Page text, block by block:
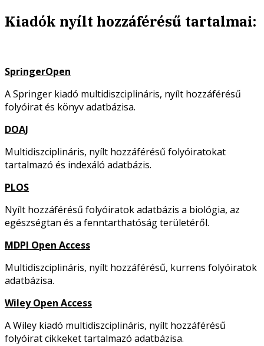
Kiadók nyílt hozzáférésű tartalmai:
SpringerOpen
A Springer kiadó multidiszciplináris, nyílt hozzáférésű
folyóirat és könyv adatbázisa.
DOAJ
Multidiszciplináris, nyílt hozzáférésű folyóiratokat
tartalmazó és indexáló adatbázis.
PLOS
Nyílt hozzáférésű folyóiratok adatbázis a biológia, az
egészségtan és a fenntarthatóság területéről.
MDPI Open Access
Multidiszciplináris, nyílt hozzáférésű, kurrens folyóiratok
adatbázisa.
Wiley Open Access
A Wiley kiadó multidiszciplináris, nyílt hozzáférésű
folyóirat cikkeket tartalmazó adatbázisa.